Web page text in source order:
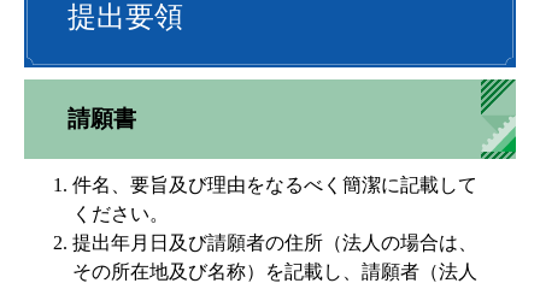
提出要領
請願書
件名、要旨及び理由をなるべく簡潔に記載して
ください。
提出年月日及び請願者の住所（法人の場合は、
その所在地及び名称）を記載し、請願者（法人